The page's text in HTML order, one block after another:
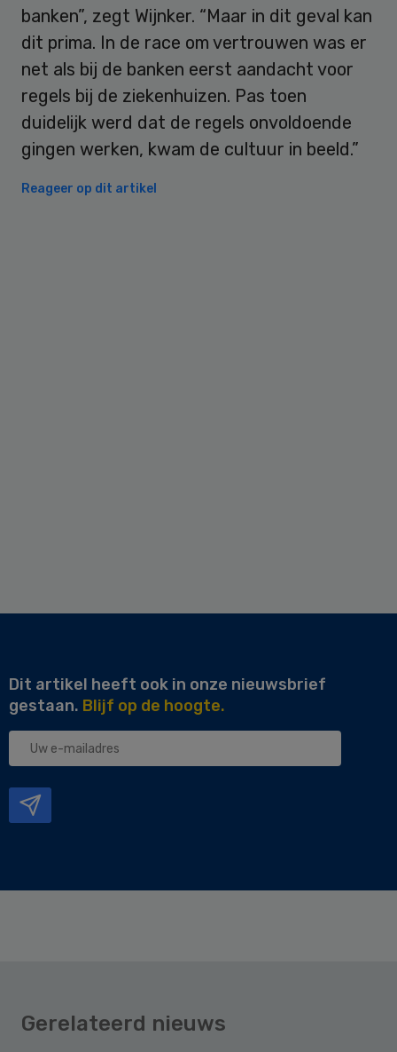
banken”, zegt Wijnker. “Maar in dit geval kan
dit prima. In de race om vertrouwen was er
net als bij de banken eerst aandacht voor
regels bij de ziekenhuizen. Pas toen
duidelijk werd dat de regels onvoldoende
gingen werken, kwam de cultuur in beeld.”
Reageer op dit artikel
Dit artikel heeft ook in onze nieuwsbrief
gestaan. Blijf op de hoogte.
Uw
Gerelateerd nieuws